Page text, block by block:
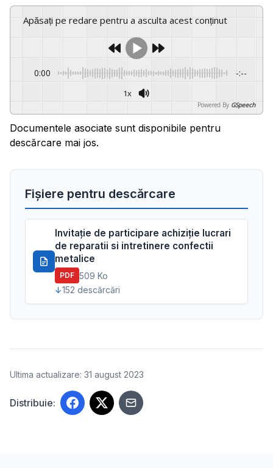
Apăsați pe redare pentru a asculta acest conținut
0:00 -:--
1x
Powered By GSpeech
Documentele asociate sunt disponibile pentru
descărcare mai jos.
Fișiere pentru descărcare
Invitație de participare achiziție lucrari
de reparatii si intretinere confectii
metalice
PDF 509 Ko
152 descărcări
Ultima actualizare: 31 august 2023
Distribuie: